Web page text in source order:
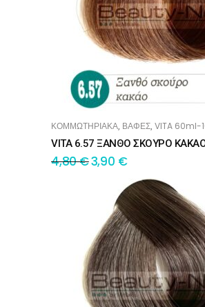
ΠΡΟΣΘΉΚΗ ΣΤΟ ΚΑΛΆΘΙ
ΚΟΜΜΩΤΗΡΙΑΚΑ, ΒΑΦΕΣ, VITA 60ml-
VITA 6.57 ΞΑΝΘΟ ΣΚΟΥΡΟ
4,80€3,90 €